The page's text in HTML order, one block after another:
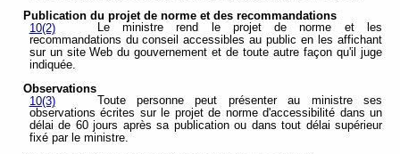
Publication du projet de norme et des recommandations
10(2)
Le ministre rend le projet de norme et les
recommandations du conseil accessibles au public en les affichant
sur un site Web du gouvernement et de toute autre façon qu'il juge
indiquée.
Observations
10(3)
Toute personne peut présenter au ministre ses
observations écrites sur le projet de norme d'accessibilité dans un
délai de 60 jours après sa publication ou dans tout délai supérieur
fixé par le ministre.